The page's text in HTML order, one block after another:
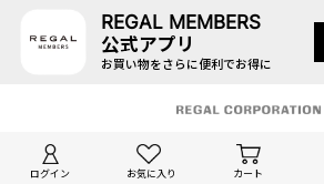
REGAL MEMBERS
公式アプリ
お買い物をさらに便利でお得に
ログイン お気に入り カート